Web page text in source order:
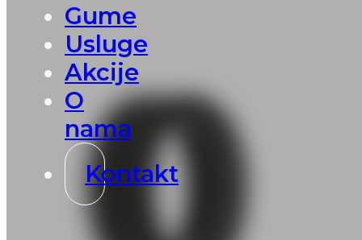
Gume
Usluge
Akcije
O
nama
Kontakt